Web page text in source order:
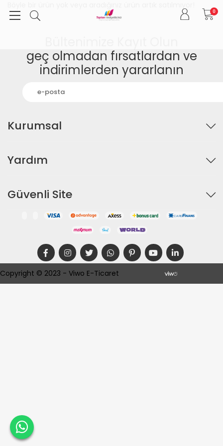
0
geç olmadan fırsatlardan ve
indirimlerden yararlanın
Kurumsal
Yardım
Güvenli Site
Copyright © 2023 - Viwo E-Ticaret